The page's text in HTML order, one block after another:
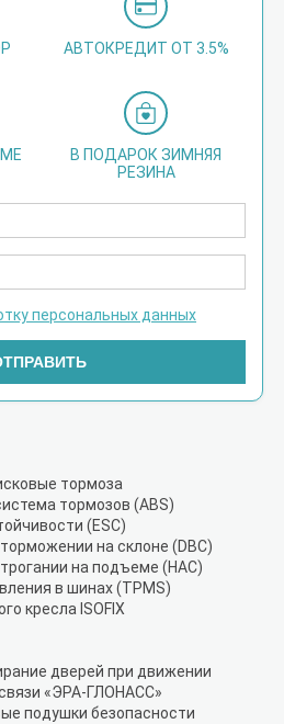
АВТОКРЕДИТ ОТ 3.5%
В ПОДАРОК ЗИМНЯЯ
РЕЗИНА
персональных данных
тормоза
тормозов (ABS)
(ESC)
на склоне (DBC)
на подъеме (HAC)
в шинах (TPMS)
кресла ISOFIX
дверей при движении
«ЭРА-ГЛОНАСС»
подушки безопасности